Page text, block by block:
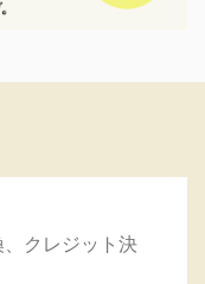
クレジット決